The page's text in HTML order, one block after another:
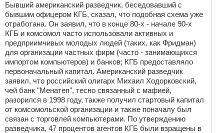
Бывший американский разведчик, беседовавший с
бывшим офицером КГБ, сказал, что подобная схема уже
отработана. Он заявил, что в конце 80-х - начале 90-х
КГБ и комсомол часто использовали активных и
предприимчивых молодых людей (таких, как Фридман)
для организации частных фирм (часто - занимающихся
импортом компьютеров) и банков; КГБ предоставляло
первоначальный капитал. Американский разведчик
заявил, что российский олигарх Михаил Ходорковский,
чей банк "Менатеп", тесно связанный с мафией,
разорился в 1998 году, также получил стартовый капитал
от комсомольской организации и также поначалу был
связан с торговлей компьютерами. По утверждению
разведчика, 47 процентов агентов КГБ были взращены в